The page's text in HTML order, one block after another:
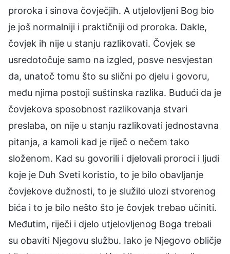
proroka i sinova čovječjih. A utjelovljeni Bog bio
je još normalniji i praktičniji od proroka. Dakle,
čovjek ih nije u stanju razlikovati. Čovjek se
usredotočuje samo na izgled, posve nesvjestan
da, unatoč tomu što su slični po djelu i govoru,
među njima postoji suštinska razlika. Budući da je
čovjekova sposobnost razlikovanja stvari
preslaba, on nije u stanju razlikovati jednostavna
pitanja, a kamoli kad je riječ o nečem tako
složenom. Kad su govorili i djelovali proroci i ljudi
koje je Duh Sveti koristio, to je bilo obavljanje
čovjekove dužnosti, to je služilo ulozi stvorenog
bića i to je bilo nešto što je čovjek trebao učiniti.
Međutim, riječi i djelo utjelovljenog Boga trebali
su obaviti Njegovu službu. Iako je Njegovo obličje